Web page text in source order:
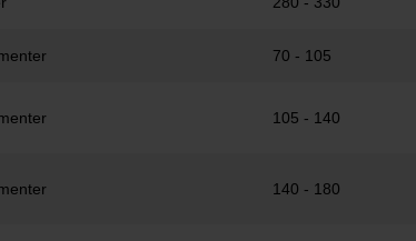
70 - 105
105 - 140
140 - 180